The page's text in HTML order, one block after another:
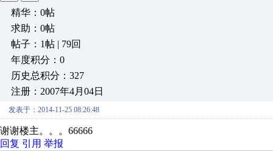
精华：0帖
求助：0帖
帖子：1帖 | 79回
年度积分：0
历史总积分：327
注册：2007年4月04日
发表于：2014-11-25 08:26:48
谢谢楼主。。。66666
回复 引用 举报